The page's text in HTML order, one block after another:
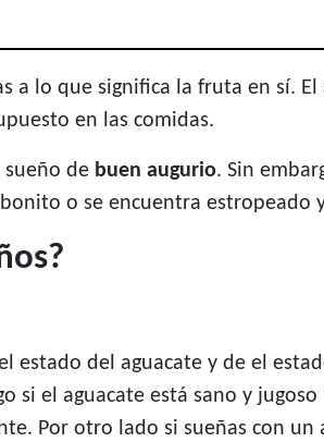
a lo que significa la fruta en sí.
en las comidas.
sueño de buen augurio. Sin
o se encuentra
estado del aguacate y de el
si el aguacate está sano y
Por otro lado si sueñas con